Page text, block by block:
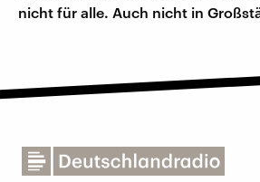
nicht für alle. Auch nicht in